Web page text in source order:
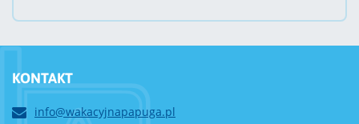
KONTAKT
info@wakacyjnapapuga.pl